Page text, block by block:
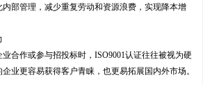
部管理，减少重复劳动和资源浪费，实现降本增
合作或参与招投标时，ISO9001认证往往被视为硬
业更容易获得客户青睐，也更易拓展国内外市场。